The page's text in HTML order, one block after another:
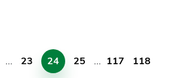
... 23 24 25 ... 117
118